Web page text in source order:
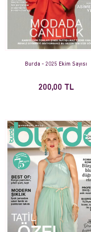
Burda - 2025 Ekim Sayısı
200,00 TL